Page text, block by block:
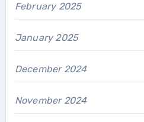
February 2025
January 2025
December 2024
November 2024